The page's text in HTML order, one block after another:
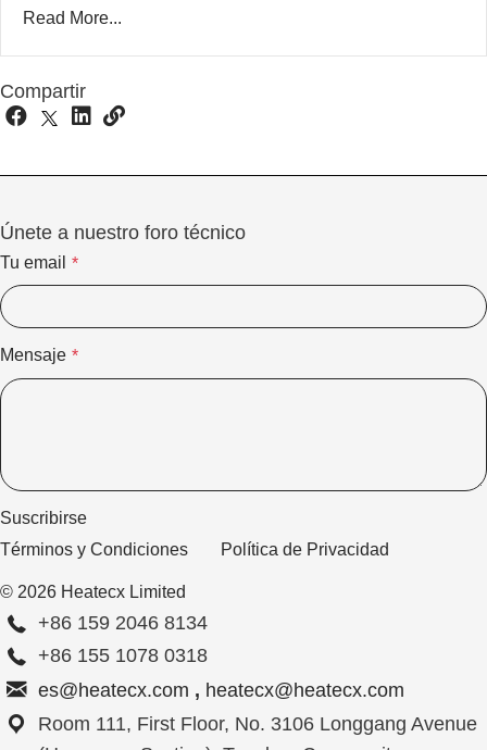
diferencia entre una pieza que cumple con los estándares
Read More...
Compartir
Únete a nuestro foro técnico
Tu email *
Mensaje *
Suscribirse
Términos y Condiciones
Política de Privacidad
© 2026 Heatecx Limited
+86 159 2046 8134
+86 155 1078 0318
es@heatecx.com , heatecx@heatecx.com
Room 111, First Floor, No. 3106 Longgang Avenue